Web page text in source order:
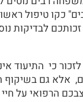
כקו טיפול
לבדיקות
כי התיעוד
אלא גם
הרפואי על חיי